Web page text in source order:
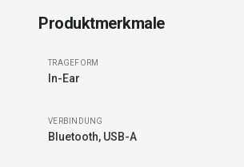
Produktmerkmale
TRAGEFORM
In-Ear
VERBINDUNG
Bluetooth, USB-A